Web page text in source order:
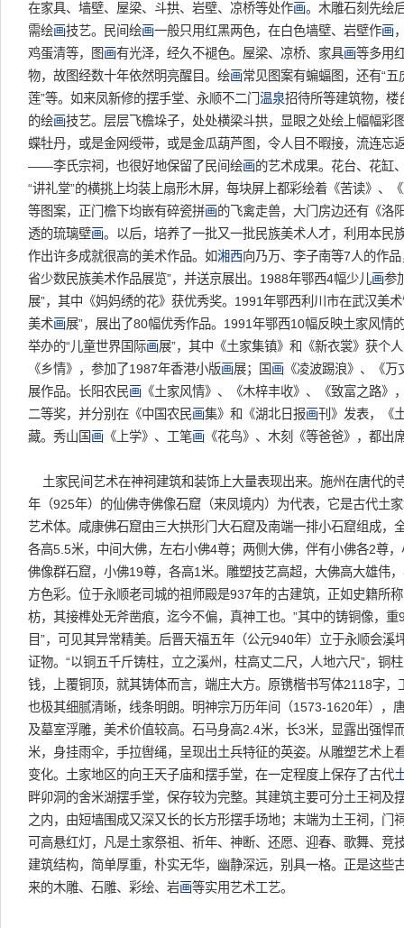
在家具、墙壁、屋梁、斗拱、岩壁、凉桥等处作画。木雕石刻先绘
需绘画技艺。民间绘画一般只用红黑两色，在白色墙壁、岩壁作画
鸡蛋清等，图画有光泽，经久不褪色。屋梁、凉桥、家具画等多用
物，故图经数十年依然明亮醒目。绘画常见图案有蝙蝠图，还有“五
莲”等。如来凤新修的摆手堂、永顺不二门 温泉招待所等建筑物，楼
的绘画技艺。层层飞檐垛子，处处横梁斗拱，显眼之处绘上幅幅彩
蝶牡丹，或是金网绶带，或是金瓜葫芦图，令人目不暇接，流连忘
——李氏宗祠，也很好地保留了民间绘画的艺术成果。花台、花缸
“讲礼堂”的横挑上均装上扇形木屏，每块屏上都彩绘着《苦读》、
等图案，正门檐下均嵌有碎瓷拼画的飞禽走兽，大门房边还有《洛
透的琉璃壁画。以后，培养了一批又一批民族美术人才，利用本民
作出许多成就很高的美术作品。如湘西向乃万、李子南等7人的作
省少数民族美术作品展览”，并送京展出。1988年鄂西4幅少儿画参
展”，其中《妈妈绣的花》获优秀奖。1991年鄂西利川市在武汉美
美术画展”，展出了80幅优秀作品。1991年鄂西10幅反映土家风情
举办的“儿童世界国际画展”，其中《土家集镇》和《新衣裳》获个
《乡情》，参加了1987年香港小版画展；国画 《凌波踢浪》、《
展作品。长阳农民画 《土家风情》、《木梓丰收》、《致富之路》
二等奖，并分别在《中国农民画集》和《湖北日报画刊》发表，《
藏。秀山国画 《上学》、工笔画 《花鸟》、木刻《等爸爸》，都出
土家民间艺术在神祠建筑和装饰上大量表现出来。施州在唐代的
年（925年）的仙佛寺佛像石窟（来凤境内）为代表，它是古代土
艺术体。咸康佛石窟由三大拱形门大石窟及南端一排小石窟组成，
各高5.5米，中间大佛，左右小佛4尊；两侧大佛，伴有小佛各2尊
佛像群石窟，小佛19尊，各高1米。雕塑技艺高超，大佛高大雄伟
方色彩。位于永顺老司城的祖师殿是937年的古建筑，正如史籍所
枋，其接榫处无斧凿痕，迄今不偏，真神工也。”其中的铸铜像，重
目”，可见其异常精美。后晋天福五年（公元940年）立于永顺会溪
证物。“以铜五千斤铸柱，立之溪州，柱高丈二尺，人地六尺”，铜
钱，上覆铜顶，就其铸体而言，端庄大方。原镌楷书写体2118字，
也极其细腻清晰，线条明朗。明神宗万历年间（1573-1620年），
及墓室浮雕，美术价值较高。石马身高2.4米，长3米，显露出强悍
米，身挂雨伞，手拉辔绳，呈现出土兵特征的英姿。从雕塑艺术上
变化。土家地区的向王天子庙和摆手堂，在一定程度上保存了古代
畔卯洞的舍米湖摆手堂，保存较为完整。其建筑主要可分土王祠及
之内，由短墙围成又深又长的长方形摆手场地；末端为土王祠，门
可高悬红灯，凡是土家祭祖、祈年、神断、还愿、迎春、歌舞、竞
建筑结构，简单厚重，朴实无华，幽静深远，别具一格。正是这些
来的木雕、石雕、彩绘、岩画等实用艺术工艺。